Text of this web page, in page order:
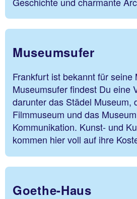
Museumsufer
Frankfurt ist bekannt für seine
Museumsufer findest Du eine
darunter das Städel Museum,
Filmmuseum und das
Kommunikation. Kunst- und
kommen hier voll auf ihre
Goethe-Haus